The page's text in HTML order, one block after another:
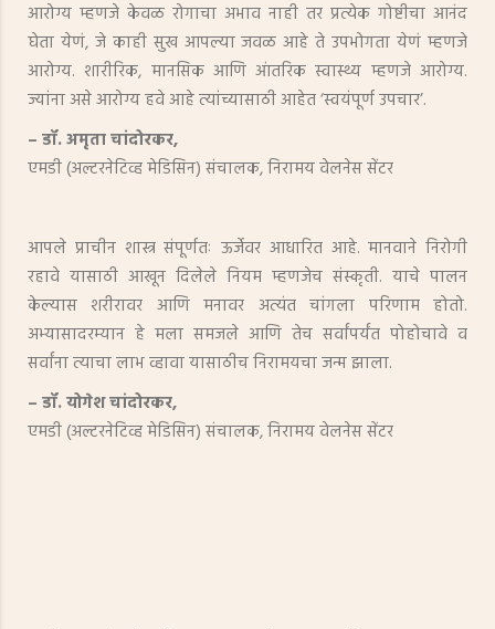
आरोग्य म्हणजे केवळ रोगाचा अभाव नाही तर प्रत्येक गोष्टीचा आनंद
घेता येणं, जे काही सुख आपल्या जवळ आहे ते उपभोगता येणं म्हणजे
आरोग्य. शारीरिक, मानसिक आणि आंतरिक स्वास्थ्य म्हणजे आरोग्य.
ज्यांना असे आरोग्य हवे आहे त्यांच्यासाठी आहेत ‘स्वयंपूर्ण उपचार’.
– डॉ. अमृता चांदोरकर,
एमडी (अल्टरनेटिव्ह मेडिसिन) संचालक, निरामय वेलनेस सेंटर
आपले प्राचीन शास्त्र संपूर्णतः ऊर्जेवर आधारित आहे. मानवाने निरोगी
रहावे यासाठी आखून दिलेले नियम म्हणजेच संस्कृती. याचे पालन
केल्यास शरीरावर आणि मनावर अत्यंत चांगला परिणाम होतो.
अभ्यासादरम्यान हे मला समजले आणि तेच सर्वांपर्यंत पोहोचावे व
सर्वांना त्याचा लाभ व्हावा यासाठीच निरामयचा जन्म झाला.
– डॉ. योगेश चांदोरकर,
एमडी (अल्टरनेटिव्ह मेडिसिन) संचालक, निरामय वेलनेस सेंटर